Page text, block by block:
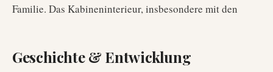
Familie. Das Kabineninterieur, insbesondere mit den
Geschichte & Entwicklung